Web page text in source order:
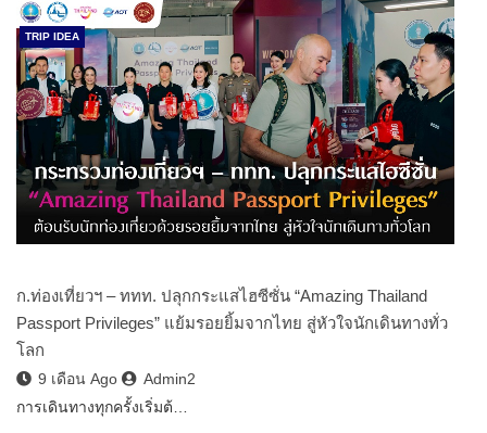
TRIP IDEA
ก.ท่องเที่ยวฯ – ททท. ปลุกกระแสไฮซีซั่น “Amazing Thailand
Passport Privileges” แย้มรอยยิ้มจากไทย สู่หัวใจนักเดินทางทั่ว
โลก
9 เดือน Ago
Admin2
การเดินทางทุกครั้งเริ่มต้…